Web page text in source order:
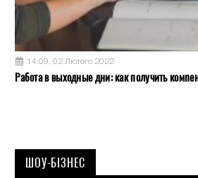
14:09, 02 Лютого 2022
Работа в выходные дни: как получить
ШОУ-БІЗНЕС